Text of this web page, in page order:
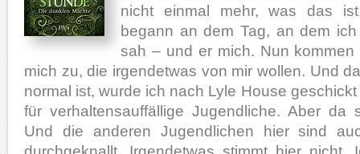
nicht einmal mehr, was das
begann an dem Tag, an dem
sah – und er mich. Nun kommen
mich zu, die irgendetwas von mir wollen. Und
normal ist, wurde ich nach Lyle House
für verhaltensauffällige Jugendliche. Aber da
Und die anderen Jugendlichen hier sind